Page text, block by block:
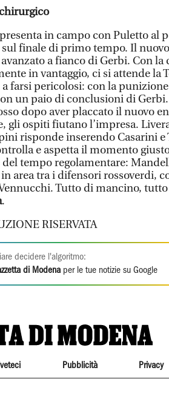
in campo con Puletto al
finale di primo tempo. Il
a fianco di Gerbi. Con la
in vantaggio, ci si attende la
farsi pericolosi: con la
un paio di conclusioni di
dopo aver placcato il nuovo
gli ospiti fiutano l’impresa.
risponde inserendo Casarini
e aspetta il momento
tempo regolamentare:
area tra i difensori rossoverdi,
Tutto di mancino,
.
RISERVATA
decidere l'algoritmo:
di Modena per le tue notizie su Google
Pubblicità Privacy